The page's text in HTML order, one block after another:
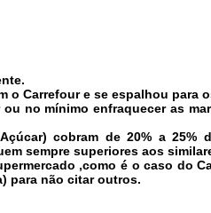
o Carrefour e se espalhou para
no mínimo enfraquecer as
cobram de 20% a 25%
sempre superiores aos
,como é o caso do
para não citar outros.